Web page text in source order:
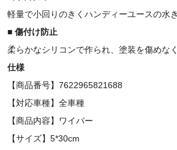
軽量で小回りのきくハンディーユースの水
■ 傷付け防止
柔らかなシリコンで作られ、塗装を傷めな
仕様
【商品番号】7622965821688
【対応車種】全車種
【商品内容】ワイパー
【サイズ】5*30cm